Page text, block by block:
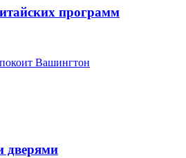
программ
Вашингтон
дверями